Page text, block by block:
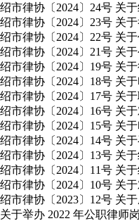
绍市律协〔2024〕24号 关
绍市律协〔2024〕23号 关
绍市律协〔2024〕22号 关
绍市律协〔2024〕21号 关
绍市律协〔2024〕19号 关
绍市律协〔2024〕18号 关
绍市律协〔2024〕17号 关
绍市律协〔2024〕16号 关
绍市律协〔2024〕15号 关
绍市律协〔2024〕14号 关
绍市律协〔2024〕13号 关
绍市律协〔2024〕11号 关
绍市律协〔2024〕10号 关
绍市律协〔2023〕12号 关
关于举办 2022 年公职律师